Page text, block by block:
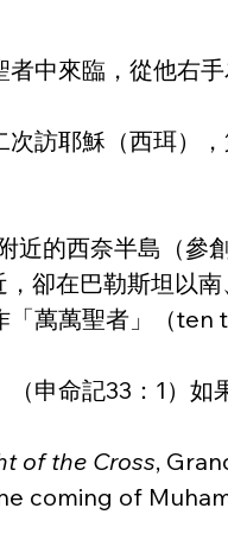
中來臨，從他右
訪耶穌（西珥）
的西奈半島（參
卻在巴勒斯坦以南
萬萬聖者」（
申命記33：1）
of the Cross,
coming of